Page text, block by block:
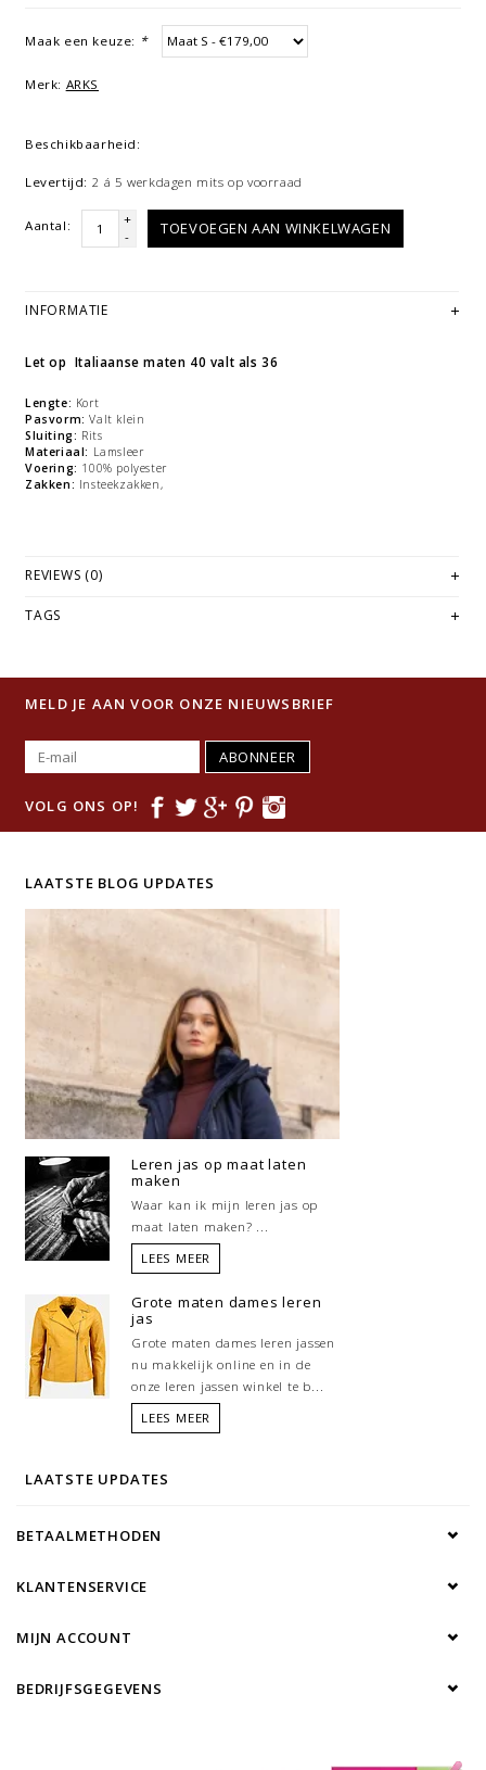
Maak een keuze: *
Merk: ARKS
Beschikbaarheid:
Levertijd: 2 á 5 werkdagen mits op voorraad
Aantal:
+
-
TOEVOEGEN AAN WINKELWAGEN
INFORMATIE
Let op Italiaanse maten 40 valt als 36
Lengte: Kort
Pasvorm: Valt klein
Sluiting: Rits
Materiaal: Lamsleer
Voering: 100% polyester
Zakken: Insteekzakken,
REVIEWS (0)
TAGS
MELD JE AAN VOOR ONZE NIEUWSBRIEF
ABONNEER
VOLG ONS OP!
LAATSTE BLOG UPDATES
Leren jas op maat laten
maken
Waar kan ik mijn leren jas op
maat laten maken? ...
LEES MEER
Grote maten dames leren
jas
Grote maten dames leren jassen
nu makkelijk online en in de
onze leren jassen winkel te b...
LEES MEER
LAATSTE UPDATES
BETAALMETHODEN
KLANTENSERVICE
MIJN ACCOUNT
BEDRIJFSGEGEVENS